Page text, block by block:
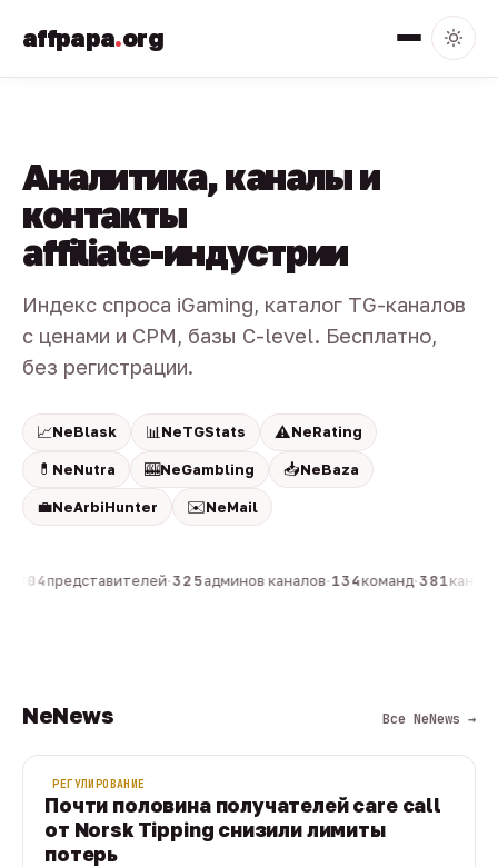
affpapa.org
Аналитика, каналы и
контакты
affiliate-индустрии
Индекс спроса iGaming, каталог TG-каналов
с ценами и CPM, базы C-level. Бесплатно,
без регистрации.
📈NeBlask 📊 NeTGStats ⚠️NeRating
💊 NeNutra 🎰NeGambling 📥NeBaza
💼NeArbiHunter ✉️NeMail
804представителей·325админов каналов·134команд·381
NeNews Все NeNews →
РЕГУЛИРОВАНИЕ
Почти половина получателей care call
от Norsk Tipping снизили лимиты
потерь